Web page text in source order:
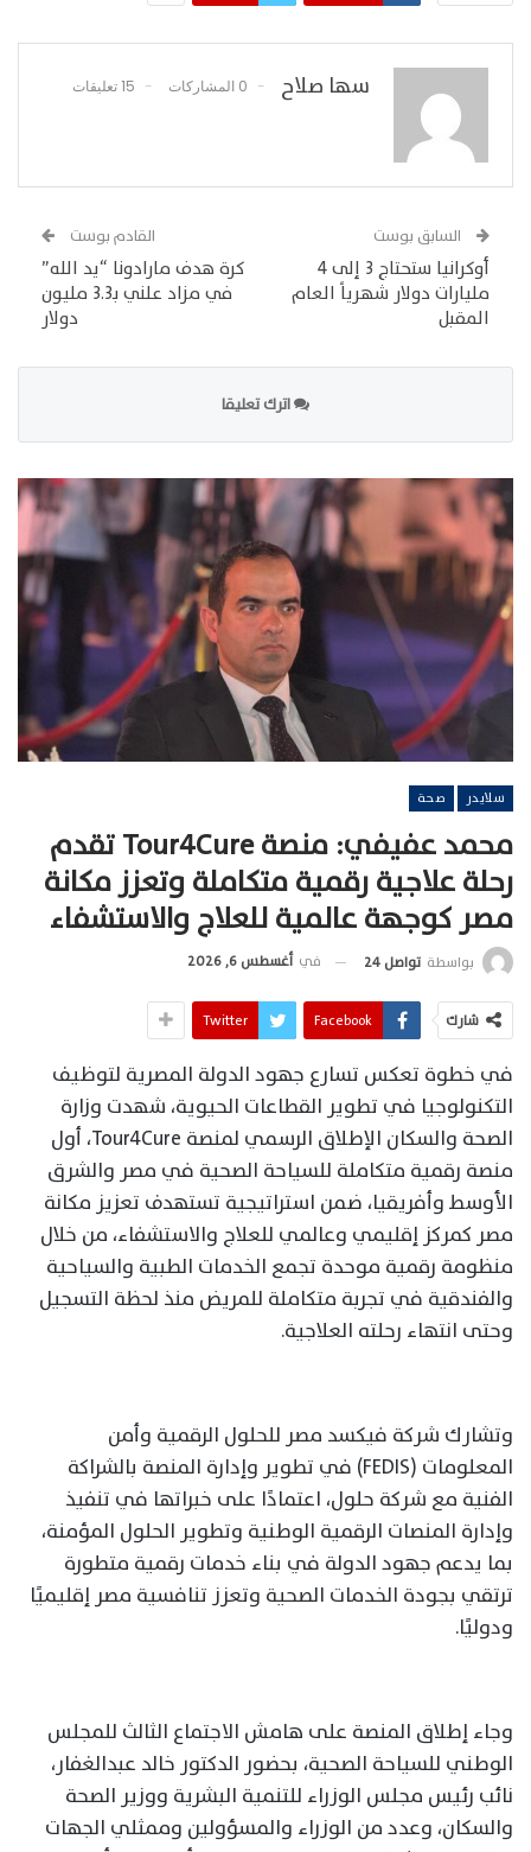
سها صلاح 0 المشاركات 15 تعليقات
السابق بوست
أوكرانيا ستحتاج 3 إلى 4
مليارات دولار شهرياً العام
المقبل
القادم بوست
كرة هدف مارادونا “يد الله”
في مزاد علني بـ3.3 مليون
دولار
اترك تعليقا
سلايدر صحة
محمد عفيفي: منصة Tour4Cure تقدم
رحلة علاجية رقمية متكاملة وتعزز مكانة
مصر كوجهة عالمية للعلاج والاستشفاء
بواسطة تواصل 24 في أغسطس 6, 2026
شارك Facebook
Twitter
في خطوة تعكس تسارع جهود الدولة المصرية لتوظيف
التكنولوجيا في تطوير القطاعات الحيوية، شهدت وزارة
الصحة والسكان الإطلاق الرسمي لمنصة Tour4Cure، أول
منصة رقمية متكاملة للسياحة الصحية في مصر والشرق
الأوسط وأفريقيا، ضمن استراتيجية تستهدف تعزيز مكانة
مصر كمركز إقليمي وعالمي للعلاج والاستشفاء، من خلال
منظومة رقمية موحدة تجمع الخدمات الطبية والسياحية
والفندقية في تجربة متكاملة للمريض منذ لحظة التسجيل
وحتى انتهاء رحلته العلاجية.
وتشارك شركة فيكسد مصر للحلول الرقمية وأمن
المعلومات (FEDIS) في تطوير وإدارة المنصة بالشراكة
الفنية مع شركة حلول، اعتمادًا على خبراتها في تنفيذ
وإدارة المنصات الرقمية الوطنية وتطوير الحلول المؤمنة،
بما يدعم جهود الدولة في بناء خدمات رقمية متطورة
ترتقي بجودة الخدمات الصحية وتعزز تنافسية مصر إقليميًا
ودوليًا.
وجاء إطلاق المنصة على هامش الاجتماع الثالث للمجلس
الوطني للسياحة الصحية، بحضور الدكتور خالد عبدالغفار،
نائب رئيس مجلس الوزراء للتنمية البشرية ووزير الصحة
والسكان، وعدد من الوزراء والمسؤولين وممثلي الجهات